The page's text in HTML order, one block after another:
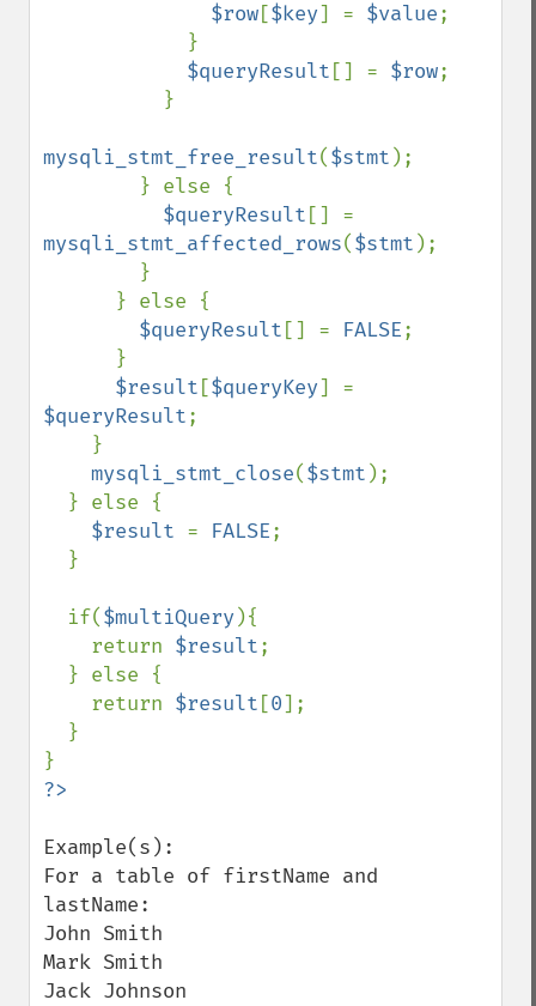
$row[$key] = $value;
$queryResult [] = $row;
mysqli_stmt_free_result($stmt );
$queryResult
mysqli_stmt_affected_rows($stmt );
$queryResult [] = FALSE;
$result [$queryKey
$queryResult;
mysqli_stmt_close($stmt );
$result = FALSE;
  if(
$multiQuery ){
    return
$result;
    return
$result [0];
Example(s):
For a table of firstName and
lastName:
John Smith
Mark Smith
Jack Johnson